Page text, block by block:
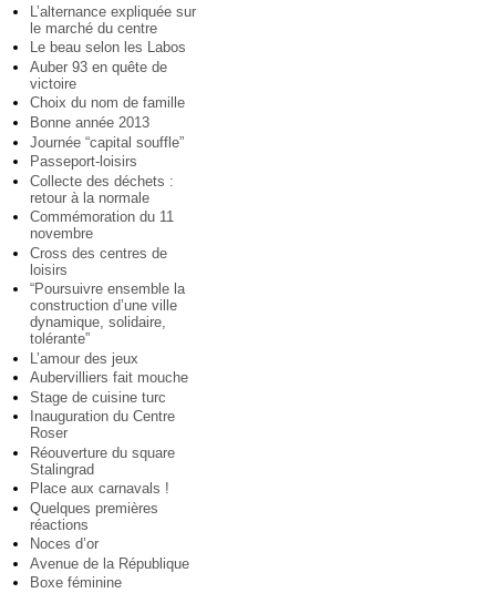
L’alternance expliquée sur
le marché du centre
Le beau selon les Labos
Auber 93 en quête de
victoire
Choix du nom de famille
Bonne année 2013
Journée “capital souffle”
Passeport-loisirs
Collecte des déchets :
retour à la normale
Commémoration du 11
novembre
Cross des centres de
loisirs
“Poursuivre ensemble la
construction d’une ville
dynamique, solidaire,
tolérante”
L’amour des jeux
Aubervilliers fait mouche
Stage de cuisine turc
Inauguration du Centre
Roser
Réouverture du square
Stalingrad
Place aux carnavals !
Quelques premières
réactions
Noces d’or
Avenue de la République
Boxe féminine